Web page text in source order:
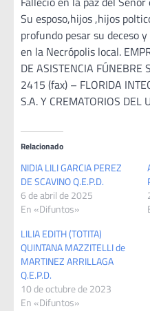
Su esposo,hijos ,hijos
profundo pesar su deceso
en la Necrópolis local.
DE ASISTENCIA
2415 (fax) – FLORIDA
S.A. Y CREMATORIOS DEL
Relacionado
NIDIA LILI GARCIA PEREZ
DE SCAVINO Q.E.P.D.
6 de abril de 2025
En «Difuntos»
LILIA EDITH (TOTITA)
QUINTANA MAZZITELLI de
MARTINEZ ARRILLAGA
Q.E.P.D.
10 de octubre de 2023
En «Difuntos»